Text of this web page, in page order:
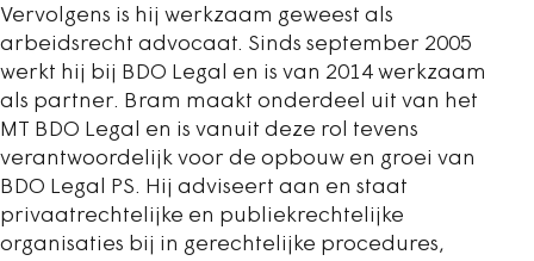
Vervolgens is hij werkzaam geweest als
arbeidsrecht advocaat. Sinds september 2005
werkt hij bij BDO Legal en is van 2014 werkzaam
als partner. Bram maakt onderdeel uit van het
MT BDO Legal en is vanuit deze rol tevens
verantwoordelijk voor de opbouw en groei van
BDO Legal PS. Hij adviseert aan en staat
privaatrechtelijke en publiekrechtelijke
organisaties bij in gerechtelijke procedures,